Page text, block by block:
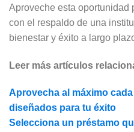
Aproveche esta oportunidad
con el respaldo de una
bienestar y éxito a largo
Leer más artículos
Aprovecha al máximo
diseñados para tu éxito
Selecciona un préstamo